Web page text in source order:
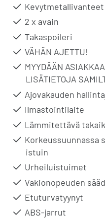
Kevytmetallivanteet
2 x avain
Takaspoileri
VÄHÄN AJETTU!
MYYDÄÄN
LISÄTIETOJA
Ajovakauden
Ilmastointilaite
Lämmitettävä
Korkeussuunnassa
istuin
Urheiluistuimet
Vakionopeuden
Etuturvatyynyt
ABS-jarrut